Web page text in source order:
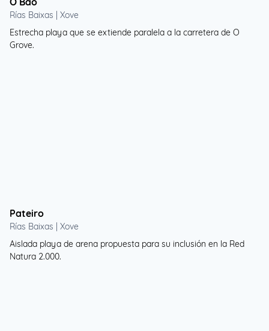
Rías Baixas | Xove
Estrecha playa que se extiende paralela a la carretera de O
Grove.
Pateiro
Rías Baixas | Xove
Aislada playa de arena propuesta para su inclusión en la Red
Natura 2.000.